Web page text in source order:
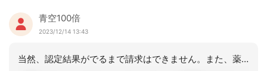
青空100倍
2023/12/14 13:43
当然、認定結果がでるまで請求はできません。また、薬局や歯科医等に、市町村や国保連